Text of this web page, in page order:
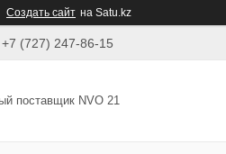
Создать сайт на Satu.kz
+7 (727) 247-86-15
поставщик NVO 21